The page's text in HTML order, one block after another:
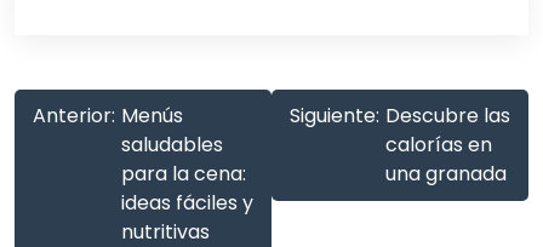
Anterior: Menús
saludables
para la cena:
ideas fáciles y
nutritivas
Siguiente: Descubre las
calorías en
una granada